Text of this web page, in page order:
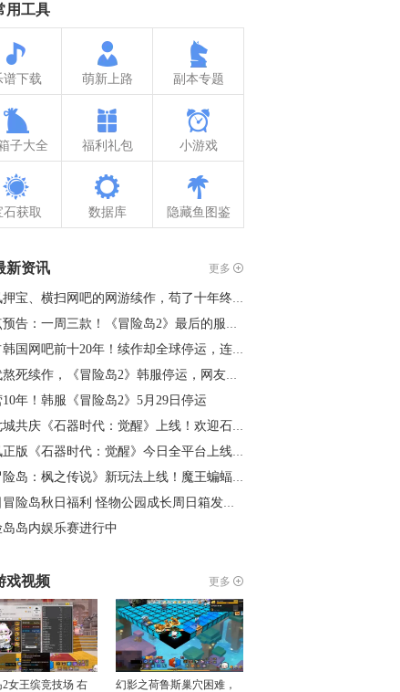
用工具
谱下载 萌新上路 副本专题
子大全 福利礼包 小游戏
石获取 数据库 隐藏鱼图鉴
新资讯 更多
年！韩服《冒险岛2》5月29日停运
岛岛内娱乐赛进行中
戏视频 更多
2女王缤竞技场 右
幻影之荷鲁斯巢穴困难，